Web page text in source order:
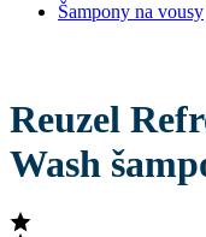
Šampony na vousy
Reuzel
Wash